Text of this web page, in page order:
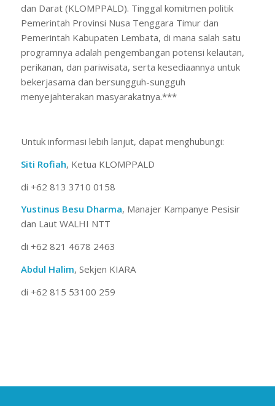
dan Darat (KLOMPPALD). Tinggal komitmen politik
Pemerintah Provinsi Nusa Tenggara Timur dan
Pemerintah Kabupaten Lembata, di mana salah satu
programnya adalah pengembangan potensi kelautan,
perikanan, dan pariwisata, serta kesediaannya untuk
bekerjasama dan bersungguh-sungguh
menyejahterakan masyarakatnya.***
Untuk informasi lebih lanjut, dapat menghubungi:
Siti Rofiah, Ketua KLOMPPALD
di +62 813 3710 0158
Yustinus Besu Dharma, Manajer Kampanye Pesisir
dan Laut WALHI NTT
di +62 821 4678 2463
Abdul Halim, Sekjen KIARA
di +62 815 53100 259